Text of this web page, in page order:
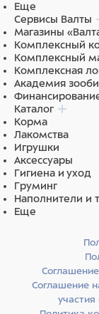
Еще
Сервисы Валты
Магазины
Комплексный
Комплексный
Комплексная
Академия
Каталог
Корма
Лакомства
Игрушки
Аксессуары
Гигиена и уход
Груминг
Наполнители и
Еще
Соглашение